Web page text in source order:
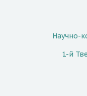
Научно-
1-й